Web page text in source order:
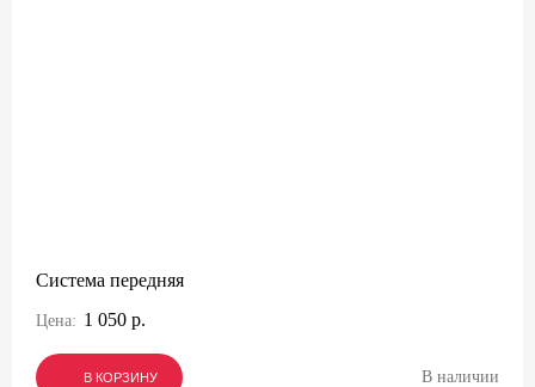
Система передняя
Цена: 1 050 р.
В КОРЗИНУ
В КОРЗИНУ
В КОРЗИНУ В наличии